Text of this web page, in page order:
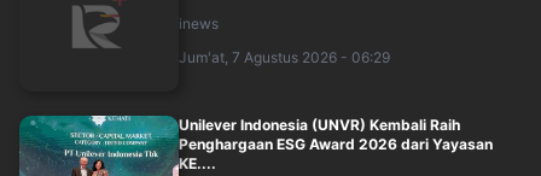
inews
Jum'at, 7 Agustus 2026 - 06:29
Unilever Indonesia (UNVR) Kembali Raih
Penghargaan ESG Award 2026 dari Yayasan
KE....